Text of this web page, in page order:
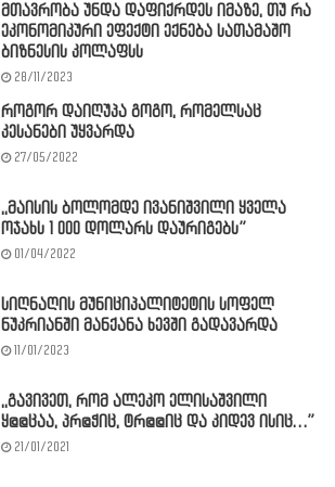
მთავრობა უნდა დაფიქრდეს იმაზე, თუ რა
ეკონომიკური ეფექტი ექნება სათამაშო
ბიზნესის კოლაფსს
28/11/2023
როგორ დაიღუპა გოგო, რომელსაც
კესანები უყვარდა
27/05/2022
,,მაისის ბოლომდე ივანიშვილი ყველა
ოჯახს 1 000 დოლარს დაურიგებს”
01/04/2022
სიღნაღის მუნიციპალიტეტის სოფელ
ნუკრიანში მანქანა ხევში გადავარდა
11/01/2023
,,გავივეთ, რომ ალეკო ელისაშვილი
ყ@@ცაა, პრ@ჭიც, ტრ@@იც და კიდევ ისიც…”
21/01/2021